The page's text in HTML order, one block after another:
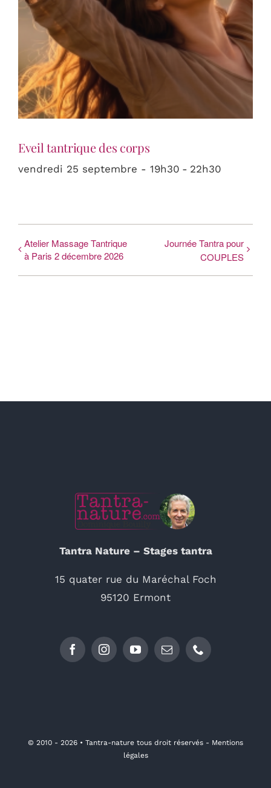
Eveil tantrique des corps
vendredi 25 septembre - 19h30 - 22h30
Atelier Massage Tantrique
à Paris 2 décembre 2026
Journée Tantra pour
COUPLES
Tantra Nature – Stages tantra
15 quater rue du Maréchal Foch
95120 Ermont
© 2010 - 2026 • Tantra-nature tous droit réservés - Mentions
légales